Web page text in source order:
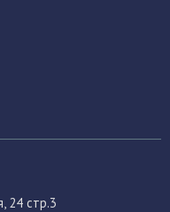
24 стр.3